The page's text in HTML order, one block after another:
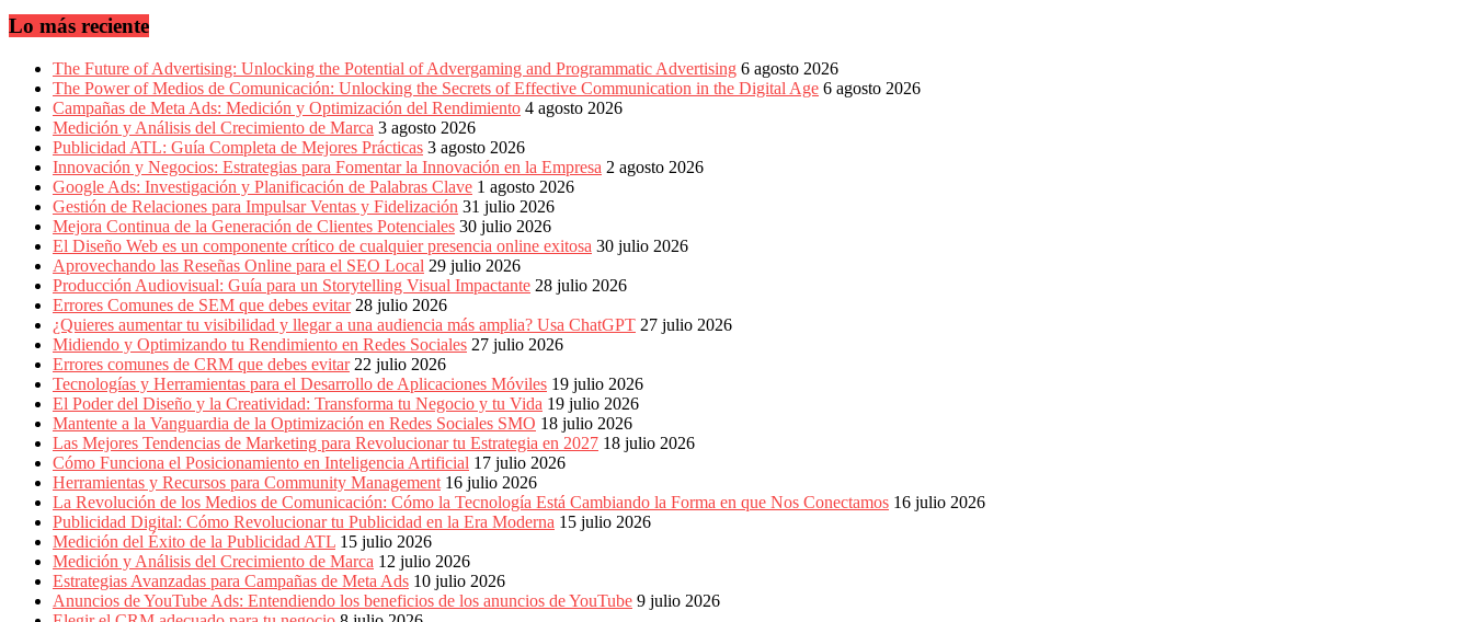
América
Una
mirada
estratégica
versátil
Marketing
LATAM
Bitácora
social
Mercadeo
Interactivo,
Medios,
Publicidad,
Marketing,
Campañas
Publicitarias,
Agencias,
Empresas,
Negocios,
Tendencias,
Trendings,
Dinero,
Economía,
Lo más reciente
The Future of Advertising: Unlocking the Potential of Advergaming and Programmatic Advertising 6 agosto 2026
The Power of Medios de Comunicación: Unlocking the Secrets of Effective Communication in the Digital Age 6 agosto 2026
Campañas de Meta Ads: Medición y Optimización del Rendimiento 4 agosto 2026
Medición y Análisis del Crecimiento de Marca 3 agosto 2026
Publicidad ATL: Guía Completa de Mejores Prácticas 3 agosto 2026
Innovación y Negocios: Estrategias para Fomentar la Innovación en la Empresa 2 agosto 2026
Google Ads: Investigación y Planificación de Palabras Clave 1 agosto 2026
Gestión de Relaciones para Impulsar Ventas y Fidelización 31 julio 2026
Mejora Continua de la Generación de Clientes Potenciales 30 julio 2026
El Diseño Web es un componente crítico de cualquier presencia online exitosa 30 julio 2026
Aprovechando las Reseñas Online para el SEO Local 29 julio 2026
Producción Audiovisual: Guía para un Storytelling Visual Impactante 28 julio 2026
Errores Comunes de SEM que debes evitar 28 julio 2026
¿Quieres aumentar tu visibilidad y llegar a una audiencia más amplia? Usa ChatGPT 27 julio 2026
Midiendo y Optimizando tu Rendimiento en Redes Sociales 27 julio 2026
Errores comunes de CRM que debes evitar 22 julio 2026
Tecnologías y Herramientas para el Desarrollo de Aplicaciones Móviles 19 julio 2026
El Poder del Diseño y la Creatividad: Transforma tu Negocio y tu Vida 19 julio 2026
Mantente a la Vanguardia de la Optimización en Redes Sociales SMO 18 julio 2026
Las Mejores Tendencias de Marketing para Revolucionar tu Estrategia en 2027 18 julio 2026
Cómo Funciona el Posicionamiento en Inteligencia Artificial 17 julio 2026
Herramientas y Recursos para Community Management 16 julio 2026
La Revolución de los Medios de Comunicación: Cómo la Tecnología Está Cambiando la Forma en que Nos Conectamos 16 julio 2026
Publicidad Digital: Cómo Revolucionar tu Publicidad en la Era Moderna 15 julio 2026
Medición del Éxito de la Publicidad ATL 15 julio 2026
Medición y Análisis del Crecimiento de Marca 12 julio 2026
Estrategias Avanzadas para Campañas de Meta Ads 10 julio 2026
Anuncios de YouTube Ads: Entendiendo los beneficios de los anuncios de YouTube 9 julio 2026